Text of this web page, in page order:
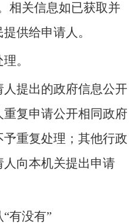
相关信息如已获取并
供给申请人。
。
提出的政府信息公开
复申请公开相同政府
重复处理；其他行政
向本机关提出申请
有没有”